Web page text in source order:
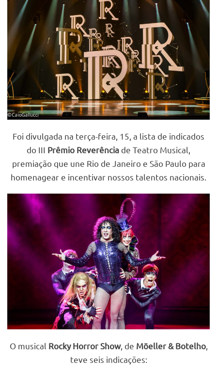
Foi divulgada na terça-feira, 15, a lista de indicados
do III Prêmio Reverência de Teatro Musical,
premiação que une Rio de Janeiro e São Paulo para
homenagear e incentivar nossos talentos nacionais.
O musical Rocky Horror Show, de Möeller & Botelho,
teve seis indicações: